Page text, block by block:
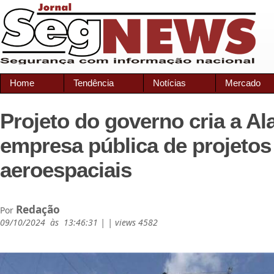
Home Tendência Notícias Mercado
Projeto do governo cria a
empresa pública de projetos
aeroespaciais
Por Redação
09/10/2024 às 13:46:31 | | views 4582